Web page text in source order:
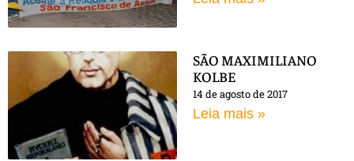
SÃO MAXIMILIANO
KOLBE
14 de agosto de 2017
Leia mais »